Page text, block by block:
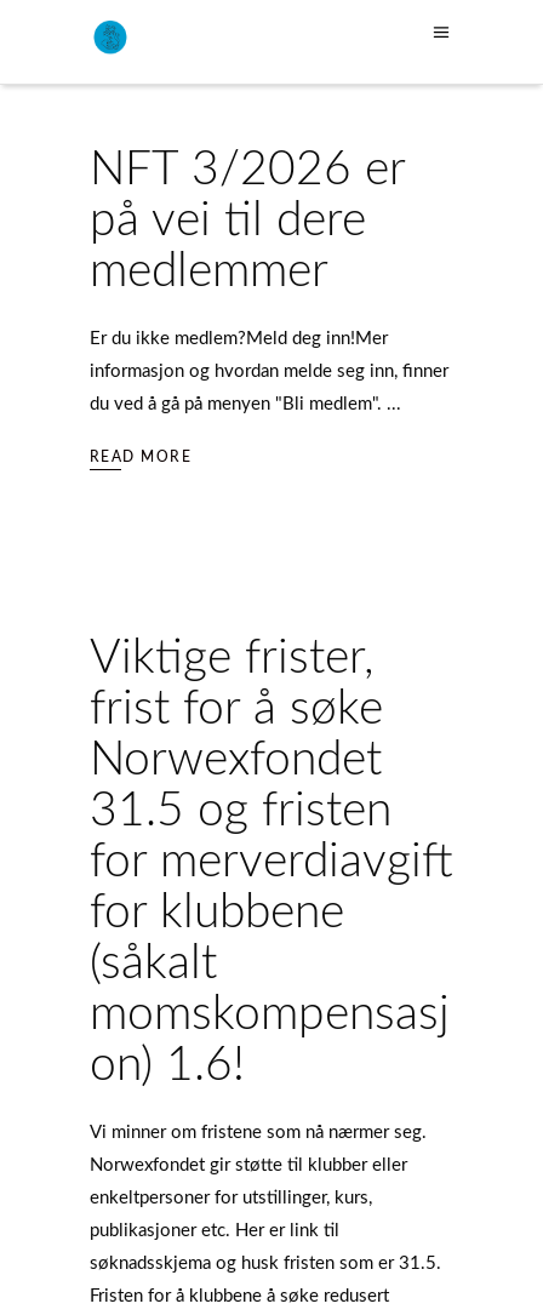
NFT 3/2026 er
på vei til dere
medlemmer
Er du ikke medlem?Meld deg inn!Mer
informasjon og hvordan melde seg inn, finner
du ved å gå på menyen "Bli medlem".
READ MORE
Viktige frister,
frist for å søke
Norwexfondet
31.5 og fristen
for merverdiavgift
for klubbene
(såkalt
momskompensasj
on) 1.6!
Vi minner om fristene som nå nærmer seg.
Norwexfondet gir støtte til klubber eller
enkeltpersoner for utstillinger, kurs,
publikasjoner etc. Her er link til
søknadsskjema og husk fristen som er 31.5.
Fristen for å klubbene å søke redusert